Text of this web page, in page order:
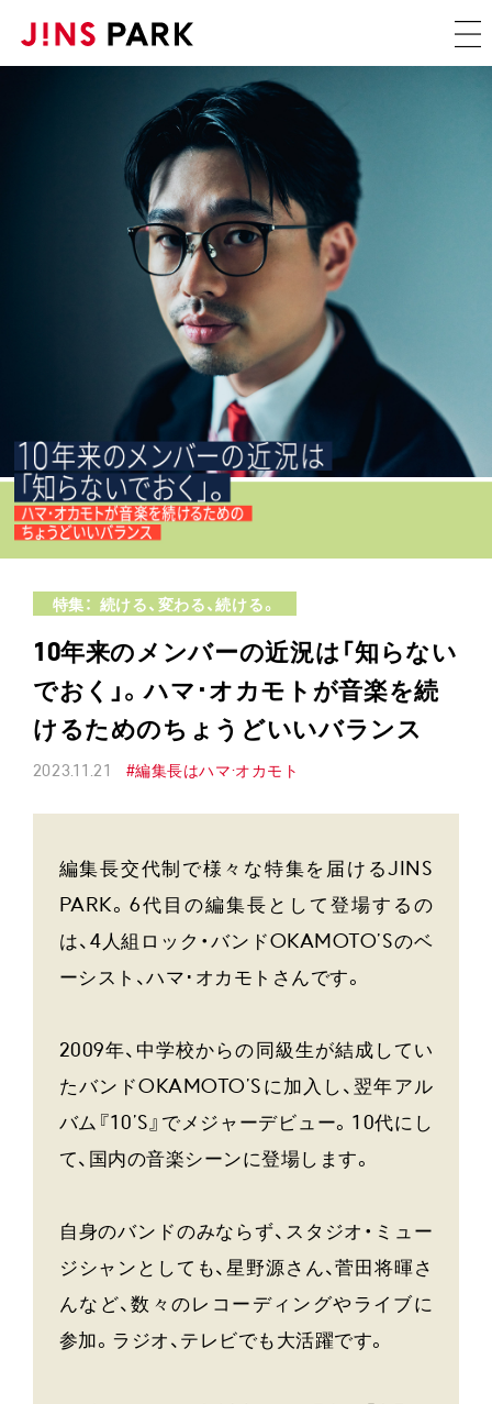
特集： 続ける、変わる、続ける。
10年来のメンバーの近況は「知らない
でおく」。ハマ･オカモトが音楽を続
けるためのちょうどいいバランス
2023.11.21 #編集長はハマ·オカモト
編集長交代制で様々な特集を届けるJINS
PARK。6代目の編集長として登場するの
は、4人組ロック・バンドOKAMOTO’Sのベ
ーシスト、ハマ･オカモトさんです。
2009年、中学校からの同級生が結成してい
たバンドOKAMOTO’Sに加入し、翌年アル
バム『10’S』でメジャーデビュー。10代にし
て、国内の音楽シーンに登場します。
自身のバンドのみならず、スタジオ・ミュー
ジシャンとしても、星野源さん、菅田将暉さ
んなど、数々のレコーディングやライブに
参加。ラジオ、テレビでも大活躍です。